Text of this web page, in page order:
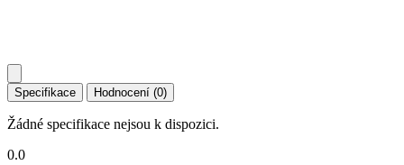
Specifikace Hodnocení (0)
Žádné specifikace nejsou k dispozici.
0.0